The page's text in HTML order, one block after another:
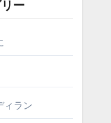
ー
ィラン